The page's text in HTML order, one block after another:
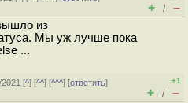
+ / –
из
Мы уж лучше пока
...
[^] [^^] [^^^] [ответить]
+1
+ / –